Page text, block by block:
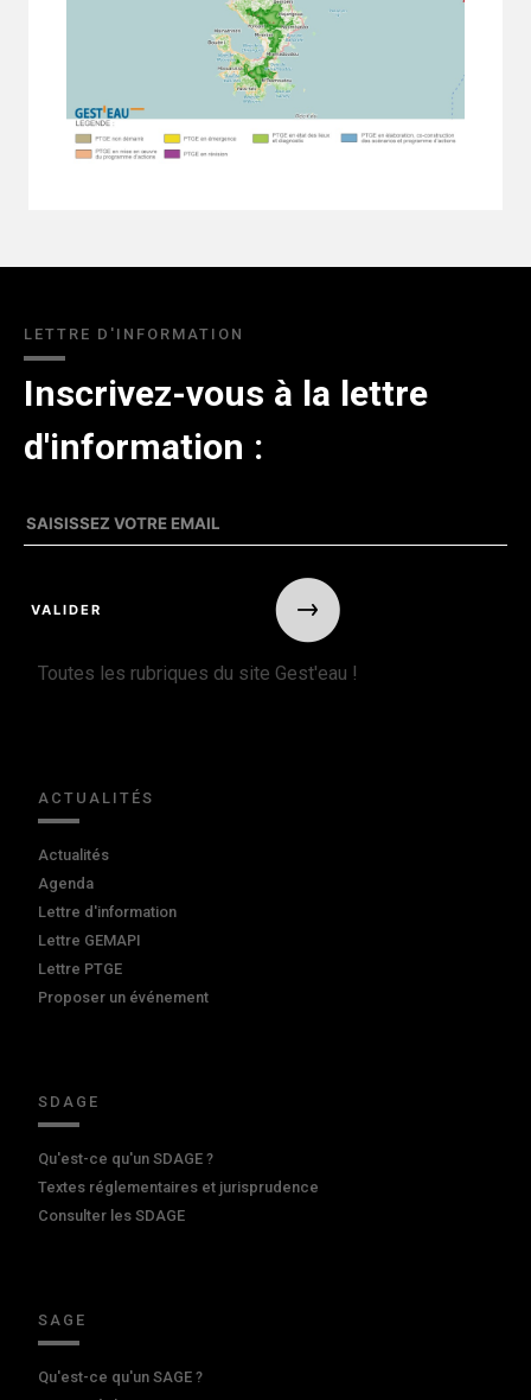
LETTRE D'INFORMATION
Inscrivez-vous à la lettre
d'information :
Toutes les rubriques du site Gest'eau !
ACTUALITÉS
Actualités
Agenda
Lettre d'information
Lettre GEMAPI
Lettre PTGE
Proposer un événement
SDAGE
Qu'est-ce qu'un SDAGE ?
Textes réglementaires et jurisprudence
Consulter les SDAGE
SAGE
Qu'est-ce qu'un SAGE ?